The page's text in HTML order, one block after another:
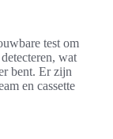
test om
wat
bent. Er zijn
en cassette